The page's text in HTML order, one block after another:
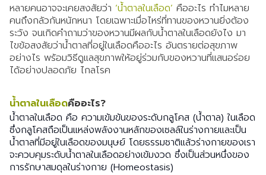
หลายคนอาจจะเคยสงสัยว่า ‘น้ำตาลในเลือด’ คืออะไร ทำไมหลาย
คนถึงกลัวกันหนักหนา โดยเฉพาะเมื่อไหร่ที่ทานของหวานยิ่งต้อง
ระวัง จนเกิดคำถามว่าของหวานมีผลกับน้ำตาลในเลือดยังไง มา
ไขข้อสงสัยว่าน้ำตาลที่อยู่ในเลือดคืออะไร อันตรายต่อสุขภาพ
อย่างไร พร้อมวิธีดูแลสุขภาพให้อยู่ร่วมกับของหวานที่แสนอร่อย
ได้อย่างปลอดภัย ไกลโรค
น้ำตาลในเลือดคืออะไร?
น้ำตาลในเลือด คือ ความเข้มข้นของระดับกลูโคส (น้ำตาล) ในเลือด
ซึ่งกลูโคสถือเป็นแหล่งพลังงานหลักของเซลล์ในร่างกายและเป็น
น้ำตาลที่มีอยู่ในเลือดของมนุษย์ โดยธรรมชาติแล้วร่างกายของเรา
จะควบคุมระดับน้ำตาลในเลือดอย่างเข้มงวด ซึ่งเป็นส่วนหนึ่งของ
การรักษาสมดุลในร่างกาย (Homeostasis)